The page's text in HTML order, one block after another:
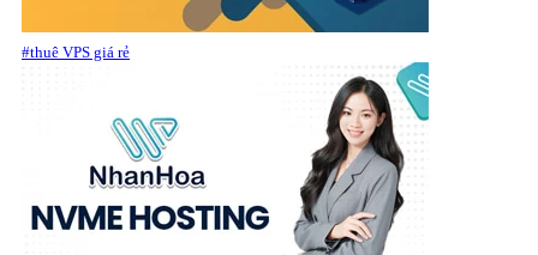
#thuê VPS giá rẻ